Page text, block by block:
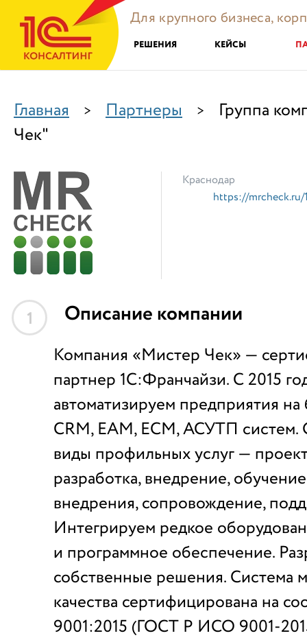
Для крупного бизнеса,
РЕШЕНИЯ КЕЙСЫ
Главная > Партнеры >
Группа
Чек"
Краснодар
https://mrcheck.ru/
1 Описание компании
Компания «Мистер Чек» —
партнер 1С:Франчайзи. С 2015
автоматизируем предприятия на
CRM, EAM, ECM, АСУТП систем.
виды профильных услуг —
разработка, внедрение,
внедрения, сопровождение,
Интегрируем редкое
и программное обеспечение.
собственные решения. Система
качества сертифицирована на
9001:2015 (ГОСТ Р ИСО 9001-